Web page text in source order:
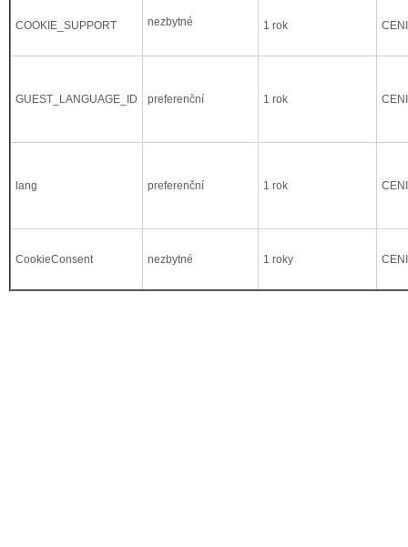
COOKIE_SUPPORT nezbytné 1 rok
GUEST_LANGUAGE_ID preferenční 1 rok
lang preferenční 1 rok
CookieConsent nezbytné 1 roky